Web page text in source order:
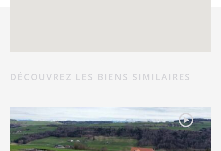
DÉCOUVREZ LES BIENS SIMILAIRES